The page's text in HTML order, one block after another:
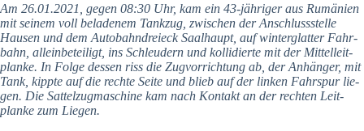
Am 26.01.2021, gegen 08:30 Uhr, kam ein 43-jäh­ri­ger aus Rumä­ni­en
mit sei­nem voll bela­de­nem Tank­zug, zwi­schen der Anschluss­stel­le
Hau­sen und dem Auto­bahn­drei­eck Saal­haupt, auf win­ter­glat­ter Fahr­
bahn, allein­be­tei­ligt, ins Schleu­dern und kol­li­dier­te mit der Mit­tel­leit­
plan­ke. In Fol­ge des­sen riss die Zug­vor­rich­tung ab, der Anhän­ger, mit
Tank, kipp­te auf die rech­te Sei­te und blieb auf der lin­ken Fahr­spur lie­
gen. Die Sat­tel­zug­ma­schi­ne kam nach Kon­takt an der rech­ten Leit­
plan­ke zum Lie­gen.